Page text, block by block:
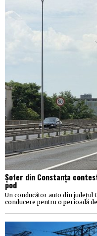
Șofer din Constanța
pod
Un conducător auto din județul
conducere pentru o perioadă